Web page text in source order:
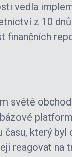
vedla
z 10
finančních
světě
času, který
reagovat na